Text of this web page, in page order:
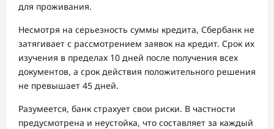
для проживания.
Несмотря на серьезность суммы кредита, Сбербанк не
затягивает с рассмотрением заявок на кредит. Срок их
изучения в пределах 10 дней после получения всех
документов, а срок действия положительного решения
не превышает 45 дней.
Разумеется, банк страхует свои риски. В частности
предусмотрена и неустойка, что составляет за каждый